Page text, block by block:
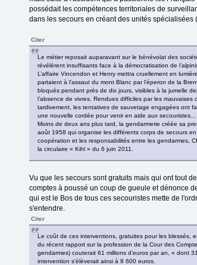
possédait les compétences territoriales de
dans les secours en créant des unités spécialisées
Citer
Le métier reposait auparavant sur le bénévolat des
révélèrent insuffisants face à la démocratisation de
L’affaire Vincendon et Henry mettra cruellement en
partaient à l’assaut du mont Blanc par l’éperon de la
bloqués pendant près de dix jours, visibles à la jumelle
l’absence de vivres. Rendues difficiles par les
tardivement, les tentatives de sauvetage engagées ont
une nouvelle cordée pour venir en aide aux secouristes...
Moins de deux ans plus tard, la gendarmerie créée sa
août 1958 qui organise les différents corps de secours
coopération et les responsabilités entre les gendarmes,
la circulaire « Kihl » du 6 juin 2011.
Vu que les secours sont gratuits mais qui ont tout
comptes à poussé un coup de gueule et dénonce
qui est le Bos de tous ces secouristes mette de
s'entendre.
Citer
Le coût de ces interventions, gratuites pour les blessés,
du récent rapport sur la profession de la Cour des
gendarmes) couterait 61 millions d’euros par an, « dont
intervention s’élèverait ainsi à 8 600 euros.